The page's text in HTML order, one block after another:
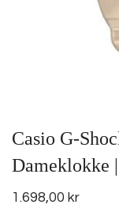
Casio G-
Dameklokke
1.698,00 kr